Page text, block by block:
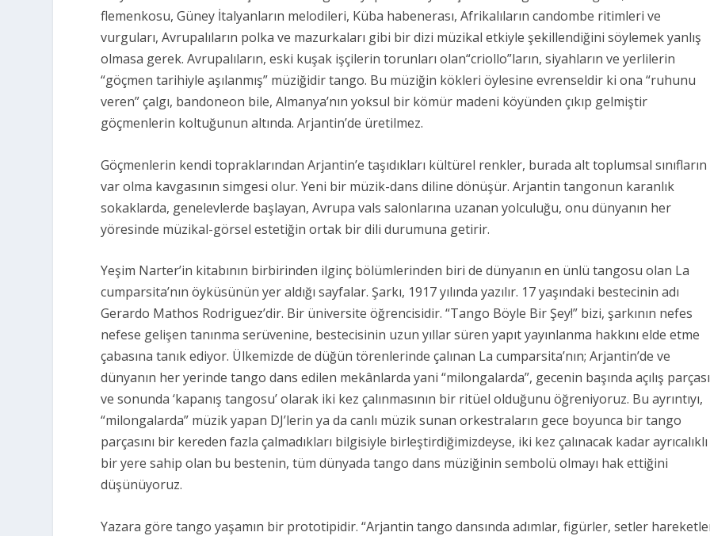
flemenkosu, Güney İtalyanların melodileri, Küba habenerası, Afrikalıların candombe ritimleri ve
vurguları, Avrupalıların polka ve mazurkaları gibi bir dizi müzikal etkiyle şekillendiğini söylemek yanlış
olmasa gerek. Avrupalıların, eski kuşak işçilerin torunları olan“criollo”ların, siyahların ve yerlilerin
“göçmen tarihiyle aşılanmış” müziğidir tango. Bu müziğin kökleri öylesine evrenseldir ki ona “ruhunu
veren”çalgı, bandoneon bile, Almanya’nın yoksul bir kömür madeni köyünden çıkıp gelmiştir
göçmenlerin koltuğunun altında. Arjantin’de üretilmez.
Göçmenlerin kendi topraklarından Arjantin’e taşıdıkları kültürel renkler, burada alt toplumsal sınıfların
var olma kavgasının simgesi olur. Yeni bir müzik-dans diline dönüşür. Arjantin tangonun karanlık
sokaklarda, genelevlerde başlayan, Avrupa vals salonlarına uzanan yolculuğu, onu dünyanın her
yöresinde müzikal-görsel estetiğin ortak bir dili durumuna getirir.
Yeşim Narter’in kitabının birbirinden ilginç bölümlerinden biri de dünyanın en ünlü tangosu olan La
cumparsita’nın öyküsünün yer aldığı sayfalar. Şarkı, 1917 yılında yazılır. 17 yaşındaki bestecinin adı
Gerardo Mathos Rodriguez’dir. Bir üniversite öğrencisidir.“Tango Böyle Bir Şey!” bizi, şarkının nefes
nefese gelişen tanınma serüvenine, bestecisinin uzun yıllar süren yapıt yayınlanma hakkını elde etme
çabasına tanık ediyor. Ülkemizde de düğün törenlerinde çalınan La cumparsita’nın; Arjantin’de ve
dünyanın her yerinde tango dans edilen mekânlarda yani“milongalarda”, gecenin başında açılış parçası
ve sonunda ‘kapanış tangosu’ olarak iki kez çalınmasının bir ritüel olduğunu öğreniyoruz. Bu ayrıntıyı,
“milongalarda” müzik yapan DJ’lerin ya da canlı müzik sunan orkestraların gece boyunca bir tango
parçasını bir kereden fazla çalmadıkları bilgisiyle birleştirdiğimizdeyse, iki kez çalınacak kadar ayrıcalıklı
bir yere sahip olan bu bestenin, tüm dünyada tango dans müziğinin sembolü olmayı hak ettiğini
düşünüyoruz.
Yazara göre tango yaşamın bir prototipidir. “Arjantin tango dansında adımlar, figürler, setler